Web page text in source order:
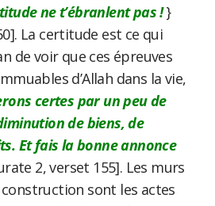
ne t’ébranlent pas !}
La certitude est ce qui
de voir que ces épreuves
d’Allah dans la vie,
certes par un peu de
de biens, de
Et fais la bonne annonce
2, verset 155]. Les murs
sont les actes